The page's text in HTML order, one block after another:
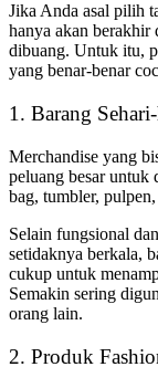
Jika Anda asal pilih
hanya akan
dibuang. Untuk itu,
yang benar-benar
1. Barang
Merchandise yang
peluang besar untuk
bag, tumbler, pulpen,
Selain fungsional
setidaknya berkala,
cukup untuk
Semakin sering
orang lain.
2. Produk